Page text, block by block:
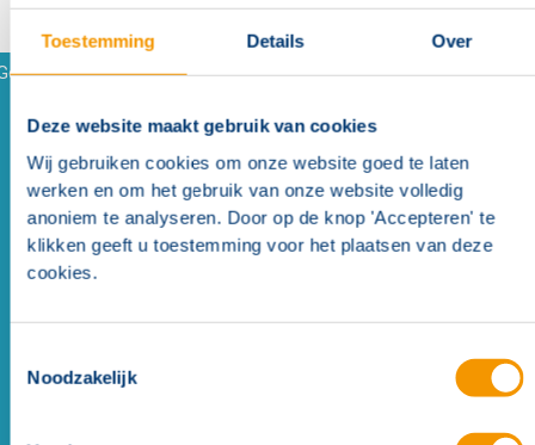
Toestemming Details Over
Deze website maakt gebruik van cookies
Wij gebruiken cookies om onze website goed te laten
werken en om het gebruik van onze website volledig
anoniem te analyseren. Door op de knop 'Accepteren' te
klikken geeft u toestemming voor het plaatsen van deze
cookies.
Noodzakelijk
producten en accessoires
Geeignet für
Geschikt voor(1 )
Geeignet für